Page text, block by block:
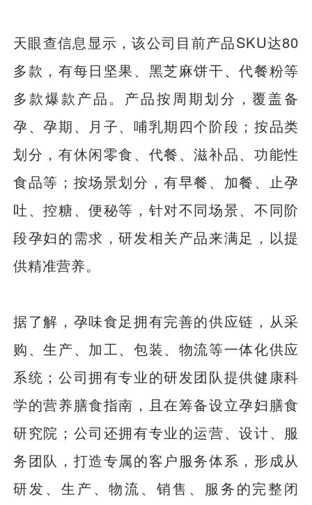
天眼查信息显示，该公司目前产品SKU达80
多款，有每日坚果、黑芝麻饼干、代餐粉等
多款爆款产品。产品按周期划分，覆盖备
孕、孕期、月子、哺乳期四个阶段；按品类
划分，有休闲零食、代餐、滋补品、功能性
食品等；按场景划分，有早餐、加餐、止孕
吐、控糖、便秘等，针对不同场景、不同阶
段孕妇的需求，研发相关产品来满足，以提
供精准营养。
据了解，孕味食足拥有完善的供应链，从采
购、生产、加工、包装、物流等一体化供应
系统；公司拥有专业的研发团队提供健康科
学的营养膳食指南，且在筹备设立孕妇膳食
研究院；公司还拥有专业的运营、设计、服
务团队，打造专属的客户服务体系，形成从
研发、生产、物流、销售、服务的完整闭